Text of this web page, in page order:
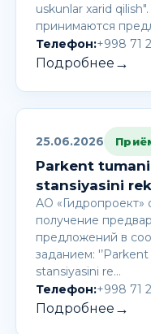
uskunlar xarid
принимаются
Телефон:+998 71
Подробнее →
25.06.2026
Parkent
stansiyasini
АО «Гидропроект»
получение
предложений в
заданием:
stansiyasini re…
Телефон:+998 71
Подробнее →